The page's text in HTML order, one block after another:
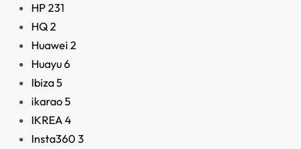
HP 231
HQ2
Huawei 2
Huayu6
Ibiza5
ikarao5
IKREA4
Insta360 3